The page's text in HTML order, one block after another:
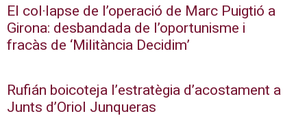
El col·lapse de l’operació de Marc Puigtió a
Girona: desbandada de l’oportunisme i
fracàs de ‘Militància Decidim’
Rufián boicoteja l’estratègia d’acostament a
Junts d’Oriol Junqueras